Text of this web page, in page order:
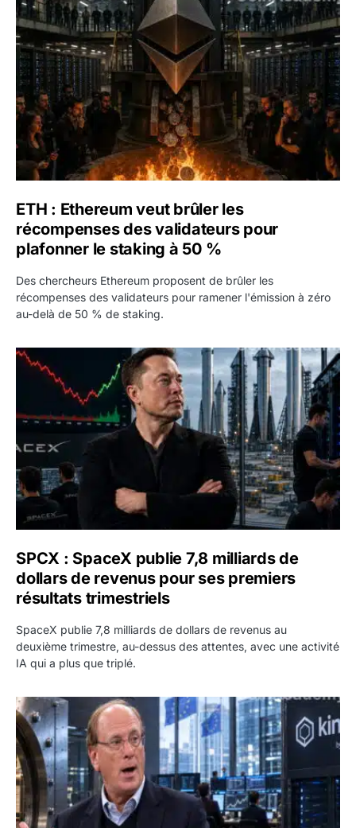
ETH : Ethereum veut brûler les récompenses des
ETH : Ethereum veut brûler les
récompenses des validateurs pour
plafonner le staking à 50 %
Des chercheurs Ethereum proposent de brûler les
récompenses des validateurs pour ramener l'émission à zéro
au-delà de 50 % de staking.
SPCX : SpaceX publie 7,8 milliards de dollars de
SPCX : SpaceX publie 7,8 milliards de
dollars de revenus pour ses premiers
résultats trimestriels
SpaceX publie 7,8 milliards de dollars de revenus au
deuxième trimestre, au-dessus des attentes, avec une activité
IA qui a plus que triplé.
BlackRock tokenise 311 milliards de dollars de fonds